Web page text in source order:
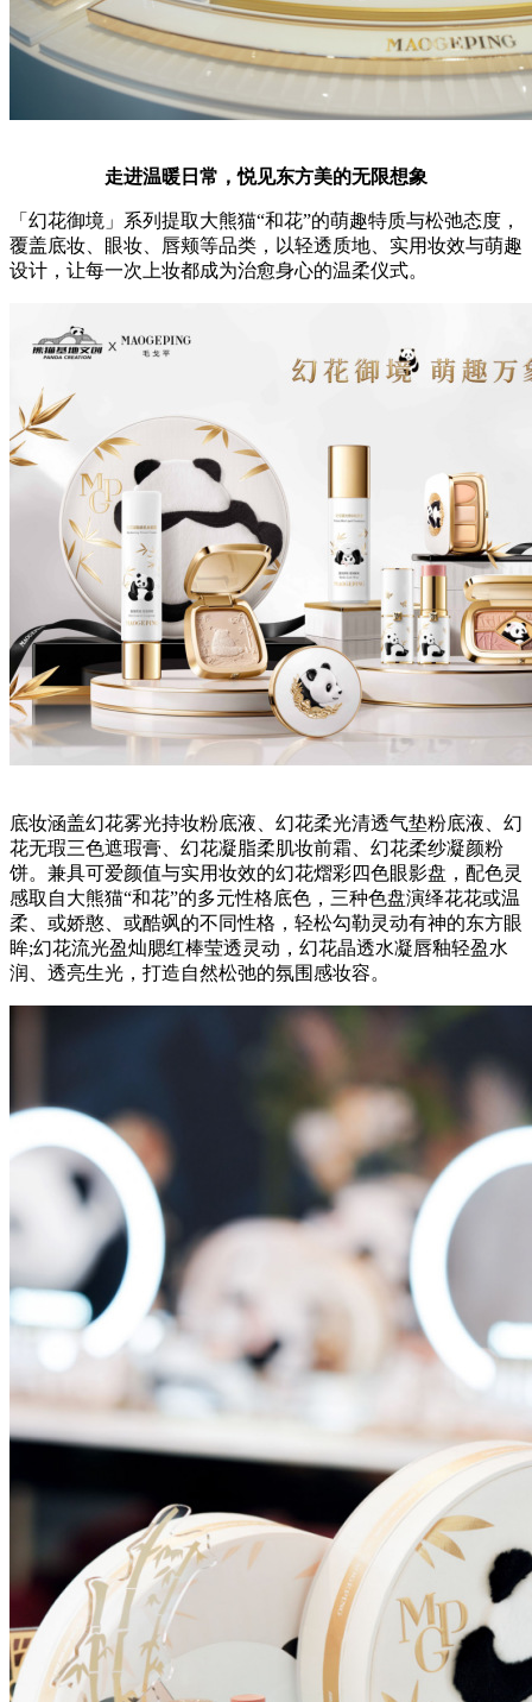
走进温暖日常，悦见东方美的无限想象
「幻花御境」系列提取大熊猫“和花”的萌趣特质与松弛态度，
覆盖底妆、眼妆、唇颊等品类，以轻透质地、实用妆效与萌趣
设计，让每一次上妆都成为治愈身心的温柔仪式。
底妆涵盖幻花雾光持妆粉底液、幻花柔光清透气垫粉底液、幻
花无瑕三色遮瑕膏、幻花凝脂柔肌妆前霜、幻花柔纱凝颜粉
饼。兼具可爱颜值与实用妆效的幻花熠彩四色眼影盘，配色灵
感取自大熊猫“和花”的多元性格底色，三种色盘演绎花花或温
柔、或娇憨、或酷飒的不同性格，轻松勾勒灵动有神的东方眼
眸;幻花流光盈灿腮红棒莹透灵动，幻花晶透水凝唇釉轻盈水
润、透亮生光，打造自然松弛的氛围感妆容。